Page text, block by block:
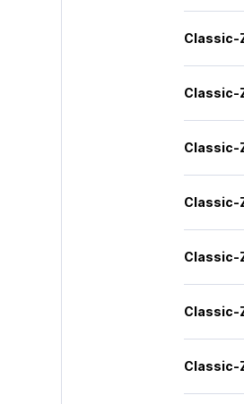
Classic-
Classic-
Classic-
Classic-
Classic-
Classic-
Classic-